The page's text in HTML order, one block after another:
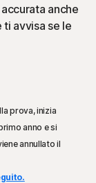
anche
avvisa se le
prova, inizia
anno e si
annullato il